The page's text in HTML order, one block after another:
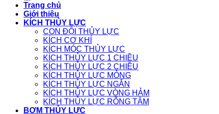
Trang chủ
Giới thiệu
KÍCH THỦY LỰC
CON ĐỘI THỦY LỰC
KÍCH CƠ KHÍ
KÍCH MÓC THỦY LỰC
KÍCH THỦY LỰC 1 CHIỀU
KÍCH THỦY LỰC 2 CHIỀU
KÍCH THỦY LỰC MỎNG
KÍCH THỦY LỰC NGẮN
KÍCH THỦY LỰC VÒNG HẢM
KÍCH THỦY LỰC RỖNG TÂM
BƠM THỦY LỰC